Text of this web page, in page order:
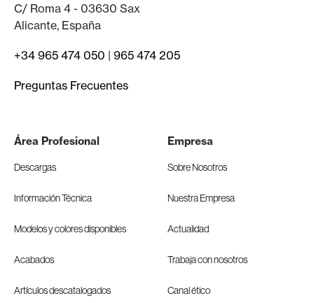
C/ Roma 4 - 03630 Sax
Alicante, España
+34 965 474 050 | 965 474 205
Preguntas Frecuentes
Área Profesional
Descargas
Información Técnica
Modelos y colores disponibles
Acabados
Artículos descatalogados
Empresa
Sobre Nosotros
Nuestra Empresa
Actualidad
Trabaja con nosotros
Canal ético